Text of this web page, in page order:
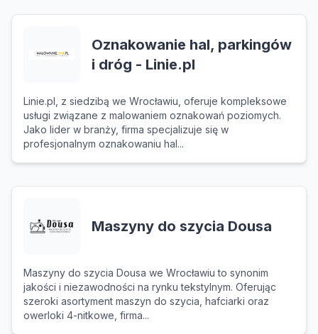
Oznakowanie hal, parkingów
i dróg - Linie.pl
Linie.pl, z siedzibą we Wrocławiu, oferuje kompleksowe
usługi związane z malowaniem oznakowań poziomych.
Jako lider w branży, firma specjalizuje się w
profesjonalnym oznakowaniu hal...
Maszyny do szycia Dousa
Maszyny do szycia Dousa we Wrocławiu to synonim
jakości i niezawodności na rynku tekstylnym. Oferując
szeroki asortyment maszyn do szycia, hafciarki oraz
owerloki 4-nitkowe, firma...